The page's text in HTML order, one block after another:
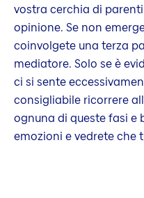
vostra cerchia di
opinione. Se non
coinvolgete una terza
mediatore. Solo se è
ci si sente
consigliabile ricorrere
ognuna di queste fasi e
emozioni e vedrete che